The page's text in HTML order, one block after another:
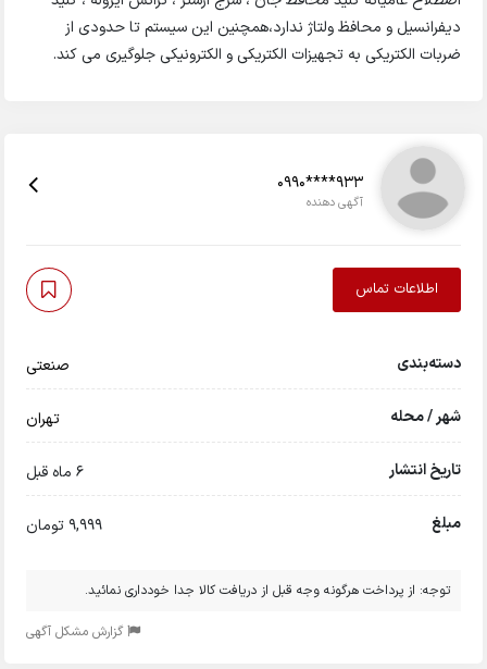
دیفرانسیل و محافظ ولتاژ ندارد،همچنین این سیستم تا حدودی از
ضربات الکتریکی به تجهیزات الکتریکی و الکترونیکی جلوگیری می کند.
0990****933
آگهی دهنده
اطلاعات تماس
دسته‌بندی صنعتی
شهر / محله تهران
تاریخ انتشار 6 ماه قبل
مبلغ 9,999 تومان
توجه: از پرداخت هرگونه وجه قبل از دریافت کالا جدا خودداری نمائید.
گزارش مشکل آگهی